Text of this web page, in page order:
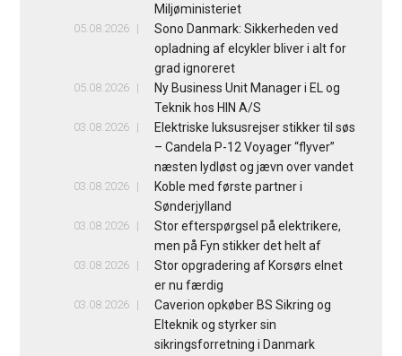
Miljøministeriet
05.08.2026
Sono Danmark: Sikkerheden ved
opladning af elcykler bliver i alt for
grad ignoreret
05.08.2026
Ny Business Unit Manager i EL og
Teknik hos HIN A/S
03.08.2026
Elektriske luksusrejser stikker til søs
– Candela P-12 Voyager “flyver”
næsten lydløst og jævn over vandet
03.08.2026
Koble med første partner i
Sønderjylland
03.08.2026
Stor efterspørgsel på elektrikere,
men på Fyn stikker det helt af
03.08.2026
Stor opgradering af Korsørs elnet
er nu færdig
03.08.2026
Caverion opkøber BS Sikring og
Elteknik og styrker sin
sikringsforretning i Danmark